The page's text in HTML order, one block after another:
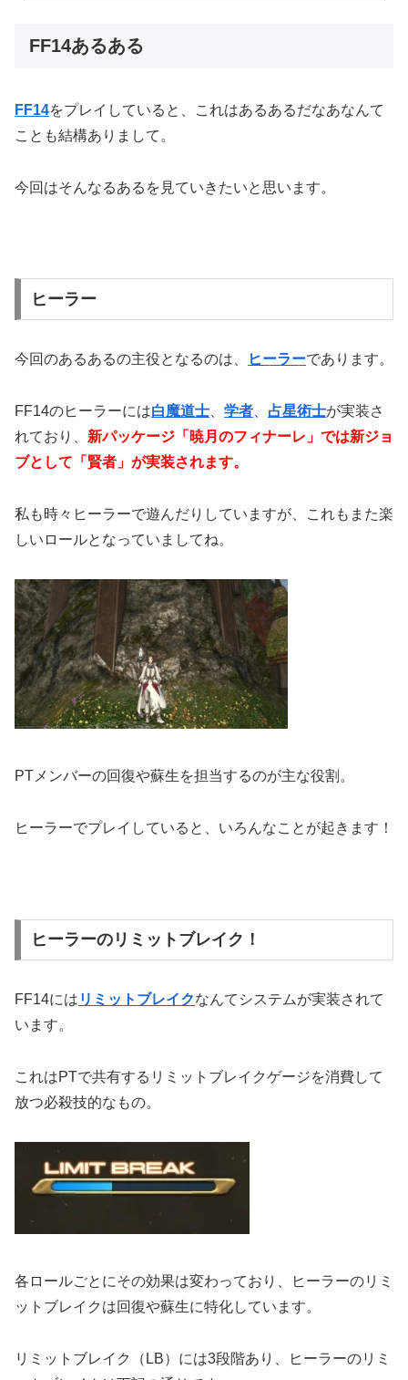
FF14あるある
FF14をプレイしていると、これはあるあるだなあなんて
ことも結構ありまして。
今回はそんなるあるを見ていきたいと思います。
ヒーラー
今回のあるあるの主役となるのは、 ヒーラーであります。
FF14のヒーラーには白魔道士 学者 占星術士が実装さ
れており、 新パッケージ「暁月のフィナーレ」では新ジョ
ブとして「賢者」が実装されます。
私も時々ヒーラーで遊んだりしていますが、これもまた楽
しいロールとなっていましてね。
PTメンバーの回復や蘇生を担当するのが主な役割。
ヒーラーでプレイしていると、いろんなことが起きます！
ヒーラーのリミットブレイク！
FF14には リミットブレイクなんてシステムが実装されて
います。
これはPTで共有するリミットブレイクゲージを消費して
放つ必殺技的なもの。
各ロールごとにその効果は変わっており、ヒーラーのリミ
ットブレイクは回復や蘇生に特化しています。
リミットブレイク（LB）には3段階あり、ヒーラーのリミ